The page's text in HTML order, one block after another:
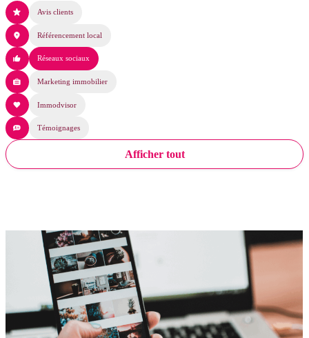
Avis clients
Référencement local
Réseaux sociaux
Marketing immobilier
Immodvisor
Témoignages
Afficher tout